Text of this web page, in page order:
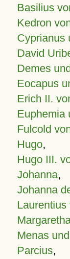
Basilius
Kedron
Cyprianus
David
Demes
Eocapus
Erich II.
Euphemia
Fulcold
Hugo,
Hugo III.
Johanna,
Johanna
Laurentius
Menas
Parcius,